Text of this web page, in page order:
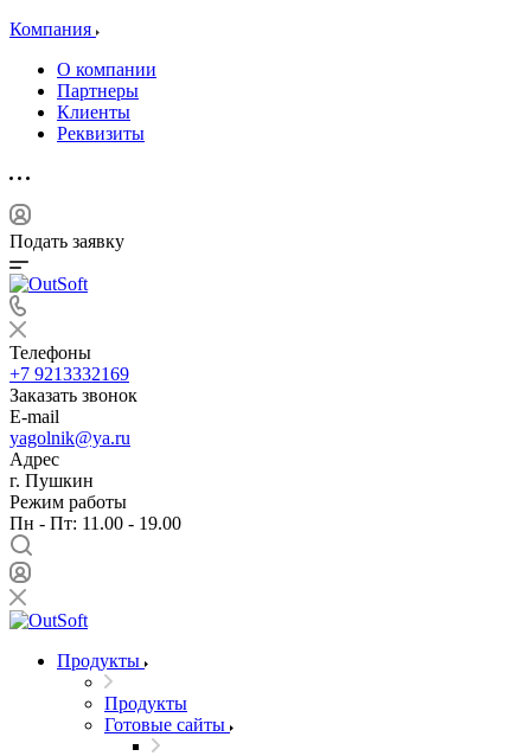
Компания
О компании
Партнеры
Клиенты
Реквизиты
Подать заявку
Телефоны
+7 9213332169
Заказать звонок
E-mail
yagolnik@ya.ru
Адрес
г. Пушкин
Режим работы
Пн - Пт: 11.00 - 19.00
Продукты
Продукты
Готовые сайты